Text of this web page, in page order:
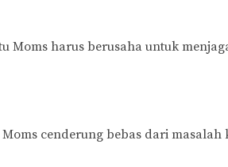
Moms harus berusaha untuk
cenderung bebas dari masalah